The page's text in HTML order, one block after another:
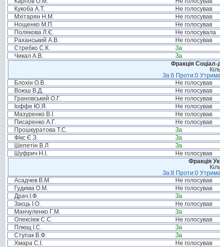
Кукоба А.Т.
Не голосував
Мхітарян Н.М.
Не голосував
Нощенко М.П.
Не голосував
Полякова Л.Є.
Не голосувала
Раханський А.В.
Не голосував
Стребко С.К.
За
Чикал А.В.
За
Фракція Соціал-
За:6 Проти:0
Блохін О.В.
Не голосував
Воюш В.Д.
Не голосував
Грановський О.Г.
Не голосував
Іоффе Ю.Я.
Не голосував
Мазуренко В.І.
Не голосував
Писаренко А.Г.
Не голосував
Прошкуратова Т.С.
За
Фікс Є.З.
За
Шепетін В.Л.
За
Шуфрич Н.І.
Не голосував
Фракція
За:8 Проти:0
Асадчев В.М.
Не голосував
Гудима О.М.
Не голосував
Драч І.Ф.
За
Заєць І.О.
Не голосував
Манчуленко Г.М.
За
Олексіюк С.С.
Не голосував
Плющ І.С.
За
Ступак В.Ф.
За
Хмара С.І.
Не голосував